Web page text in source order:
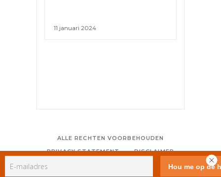
11 januari 2024
ALLE RECHTEN VOORBEHOUDEN
PRIVACY STATEMENT
DISCLAIMER